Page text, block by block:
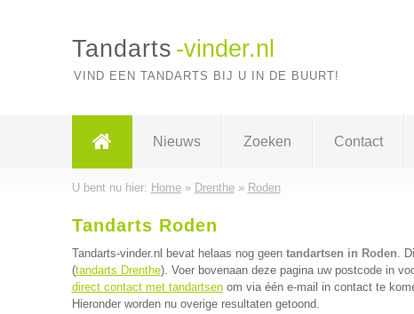
Tandarts -vinder.nl
VIND EEN TANDARTS BIJ U IN DE BUURT!
Nieuws Zoeken Contact
U bent nu hier: Home» Drenthe» Roden
Tandarts Roden
Tandarts-vinder.nl bevat helaas nog geen tandartsen in Roden.
(tandarts Drenthe). Voer bovenaan deze pagina uw postcode in
direct contact met tandartsenom via één e-mail in contact te
Hieronder worden nu overige resultaten getoond.